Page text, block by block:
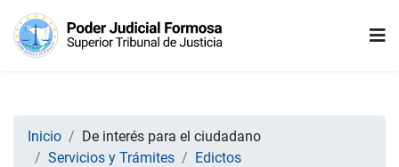
Inicio
De interés para el ciudadano
Servicios y Trámites
Edictos